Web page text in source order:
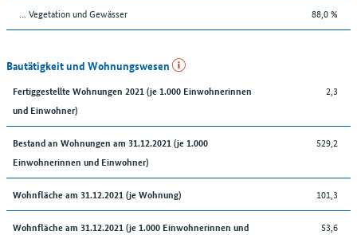
… Vegetation und Gewässer 88,0 %
Bautätigkeit und Wohnungswesen
Fertiggestellte Wohnungen 2021 (je 1.000 Einwohnerinnen
und Einwohner)
2,3
Bestand an Wohnungen am 31.12.2021 (je 1.000
Einwohnerinnen und Einwohner)
529,2
Wohnfläche am 31.12.2021 (je Wohnung) 101,3
Wohnfläche am 31.12.2021 (je 1.000 Einwohnerinnen und
53,6